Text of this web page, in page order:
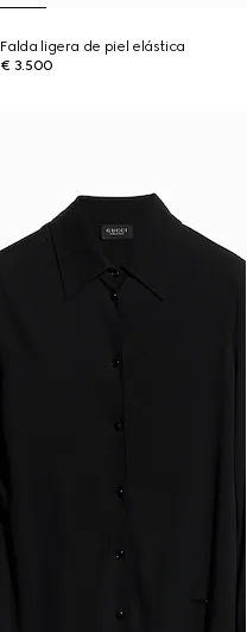
Falda ligera de piel elástica
€ 3.500